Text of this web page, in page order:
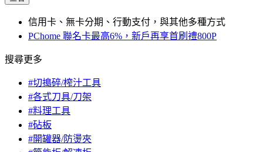
信用卡、無卡分期、行動支付，與其他多種方式
PChome 聯名卡最高6%，新戶再享首刷禮800P
搜尋更多
#切搗碎/榨汁工具
#各式刀具/刀架
#料理工具
#砧板
#開罐器/防燙夾